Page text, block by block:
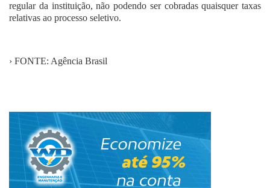
regular da instituição, não podendo ser cobradas quaisquer taxas
relativas ao processo seletivo.
› FONTE: Agência Brasil